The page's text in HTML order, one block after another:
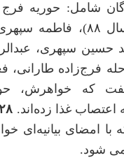
شامل: حوریه فرج
۸۸)، فاطمه
حسین سپهری،
فرج‌زاده طارانی،
که خواهرش،
غذا زده‌اند.
امضای بیانیه‌ای
می شود.